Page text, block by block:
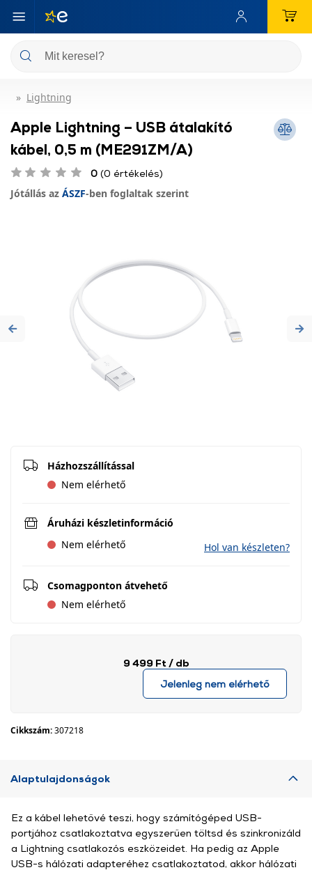
Lightning
Apple Lightning – USB átalakító
kábel, 0,5 m (ME291ZM/A)
0 (0 értékelés)
Jótállás az ÁSZF-ben foglaltak szerint
Previous
Házhozszállítással
Nem elérhető
Áruházi készletinformáció
Nem elérhető
Hol van készleten?
Csomagponton átvehető
Nem elérhető
9 499 Ft / db
Jelenleg nem elérhető
Cikkszám:307218
Alaptulajdonságok
Ez a kábel lehetővé teszi, hogy számítógéped USB-
portjához csatlakoztatva egyszerűen töltsd és szinkronizáld
a Lightning csatlakozós eszközeidet. Ha pedig az Apple
USB-s hálózati adapteréhez csatlakoztatod, akkor hálózati